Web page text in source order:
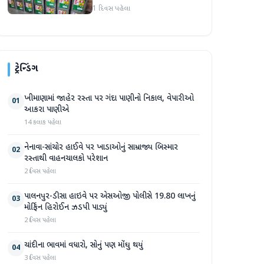
એકમો સીલ, રૂ. ૧૬.૧૪ લાખનો
1 દિવસ પહેલા
ટ્રેન્ડિંગ
01 ખીમાણામાં જાહેર રસ્તા પર ગંદા પાણીનો નિકાલ, વેપારીઓ
આકરા પાણીએ
14 કલાક પહેલા
02 નેનાવા-સાંચોર હાઈવે પર ખાડાઓનું સામ્રાજ્ય બિસ્માર
રસ્તાથી વાહનચાલકો પરેશાન
2 દિવસ પહેલા
03 પાલનપુર-ડીસા હાઇવે પર એસઓજી પોલીસે 19.80 લાખનું
મોર્ફિન હિરોઈન ઝડપી પાડ્યું
2 દિવસ પહેલા
04 ચાંદીના ભાવમાં વધારો, સોનું પણ મોંઘુ થયું
3 દિવસ પહેલા